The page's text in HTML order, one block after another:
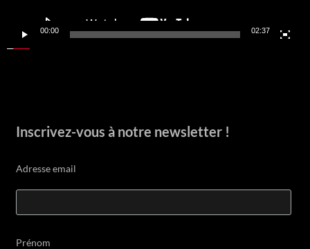
00:00 02:37
Inscrivez-vous à notre newsletter !
Adresse email
Prénom